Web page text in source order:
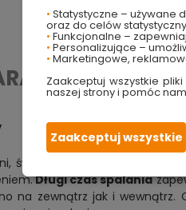
Produkt
Ilość 0
świec oraz lamp,
Długi czas spalania
na zewnątrz jak i wewnątrz.
• Statystyczne – używane
oraz do celów
• Funkcjonalne –
• Personalizujące –
• Marketingowe,
Zaakceptuj wszystkie
naszej strony i pomóc
Zaakceptuj wszystkie